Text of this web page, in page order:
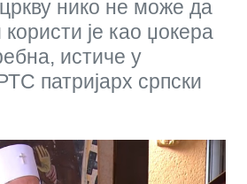
нико не може да
је као џокера
истиче у
патријарх српски